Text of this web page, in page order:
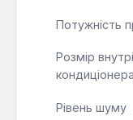
Потужність
Розмір
кондиціонера
Рівень шуму